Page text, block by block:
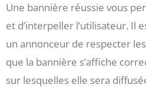
Une bannière réussie vous
et d’interpeller l’utilisateur. Il
un annonceur de respecter
que la bannière s’affiche
sur lesquelles elle sera